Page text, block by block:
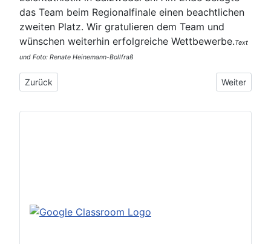
das Team beim Regionalfinale einen beachtlichen
zweiten Platz. Wir gratulieren dem Team und
wünschen weiterhin erfolgreiche Wettbewerbe.Text
und Foto: Renate Heinemann-Bollfraß
Vorheriger Beitrag: Sportabzeichen: MAG ganz vorn dabei!
Zurück Nächster
Weiter